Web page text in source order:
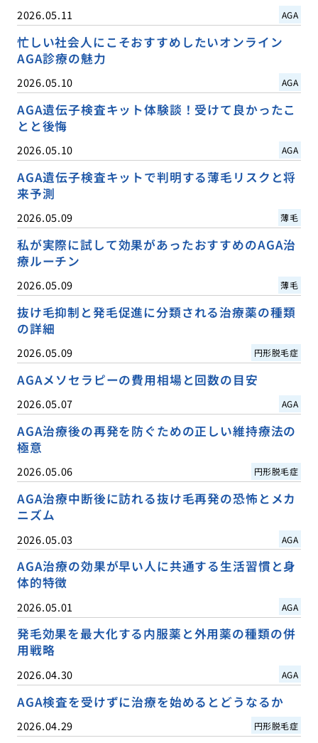
2026.05.11 AGA
忙しい社会人にこそおすすめしたいオンライン
AGA診療の魅力
2026.05.10 AGA
AGA遺伝子検査キット体験談！受けて良かったこ
とと後悔
2026.05.10 AGA
AGA遺伝子検査キットで判明する薄毛リスクと将
来予測
2026.05.09 薄毛
私が実際に試して効果があったおすすめのAGA治
療ルーチン
2026.05.09 薄毛
抜け毛抑制と発毛促進に分類される治療薬の種類
の詳細
2026.05.09 円形脱毛症
AGAメソセラピーの費用相場と回数の目安
2026.05.07 AGA
AGA治療後の再発を防ぐための正しい維持療法の
極意
2026.05.06 円形脱毛症
AGA治療中断後に訪れる抜け毛再発の恐怖とメカ
ニズム
2026.05.03 AGA
AGA治療の効果が早い人に共通する生活習慣と身
体的特徴
2026.05.01 AGA
発毛効果を最大化する内服薬と外用薬の種類の併
用戦略
2026.04.30 AGA
AGA検査を受けずに治療を始めるとどうなるか
2026.04.29 円形脱毛症